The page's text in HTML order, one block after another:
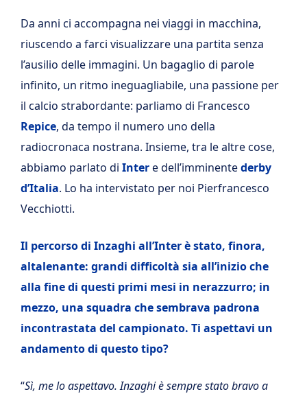
Da anni ci accompagna nei viaggi in macchina,
riuscendo a farci visualizzare una partita senza
l’ausilio delle immagini. Un bagaglio di parole
infinito, un ritmo ineguagliabile, una passione per
il calcio strabordante: parliamo di Francesco
Repice, da tempo il numero uno della
radiocronaca nostrana. Insieme, tra le altre cose,
abbiamo parlato di Intere dell’imminentederby
d’Italia. Lo ha intervistato per noi Pierfrancesco
Vecchiotti.
Il percorso di Inzaghi all’Inter è stato, finora,
altalenante: grandi difficoltà sia all’inizio che
alla fine di questi primi mesi in nerazzurro; in
mezzo, una squadra che sembrava padrona
incontrastata del campionato. Ti aspettavi un
andamento di questo tipo?
“Sì, me lo aspettavo. Inzaghi è sempre stato bravo a